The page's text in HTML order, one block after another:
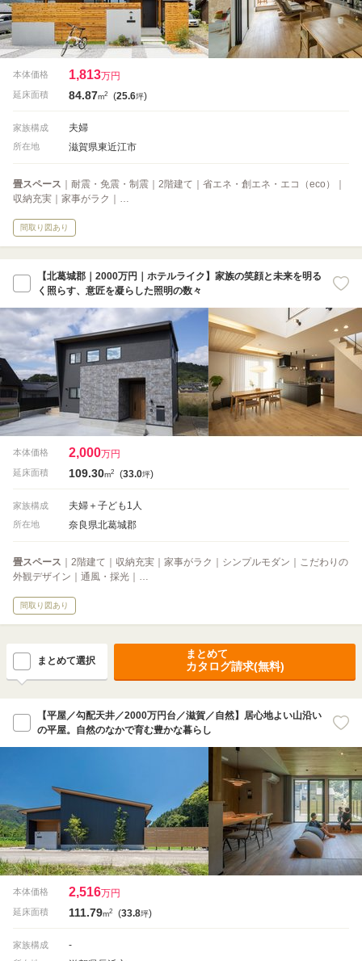
本体価格 1,813万円
延床面積 84.87m2 (25.6坪)
家族構成 夫婦
所在地 滋賀県東近江市
畳スペース ｜耐震・免震・制震｜2階建て｜省エネ・創エネ・エコ（eco）｜
収納充実｜家事がラク｜…
間取り図あり
【北葛城郡｜2000万円｜ホテルライク】家族の笑顔と未来を明る
く照らす、意匠を凝らした照明の数々
本体価格 2,000万円
延床面積 109.30m2 (33.0坪)
家族構成 夫婦＋子ども1人
所在地 奈良県北葛城郡
畳スペース ｜2階建て｜収納充実｜家事がラク｜シンプルモダン｜こだわりの
外観デザイン｜通風・採光｜…
間取り図あり
まとめて選択
まとめて
カタログ請求(無料)
【平屋／勾配天井／2000万円台／滋賀／自然】居心地よい山沿い
の平屋。自然のなかで育む豊かな暮らし
本体価格 2,516万円
延床面積 111.79m2 (33.8坪)
家族構成 -